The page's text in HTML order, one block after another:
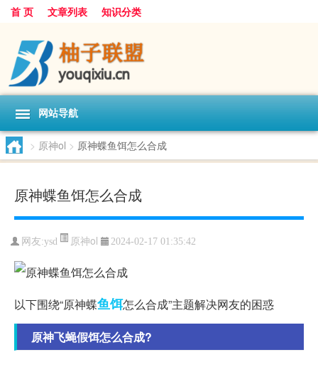
首 页 文章列表 知识分类
网站导航
> 原神ol > 原神蝶鱼饵怎么合成
原神蝶鱼饵怎么合成
网友:ysd 原神ol 2024-02-17 01:35:42
以下围绕“原神蝶鱼饵怎么合成”主题解决网友的困惑
原神飞蝇假饵怎么合成?